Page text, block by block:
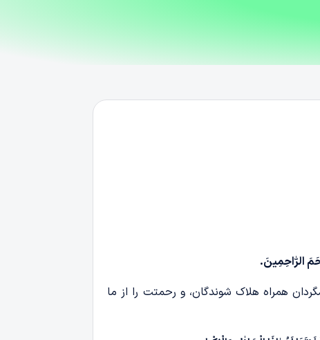
الرّٰاحِمِینَ.
همراه هلاک شوندگان، و رحمتت را از ما